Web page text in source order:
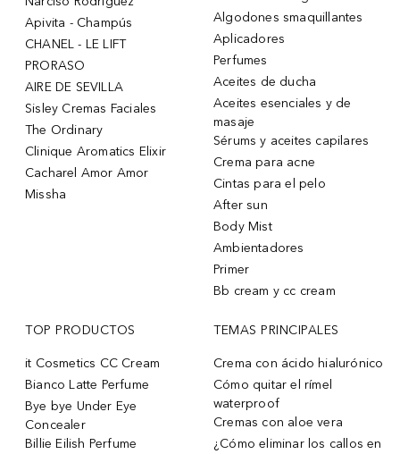
Apivita - Champús
CHANEL - LE LIFT
PRORASO
AIRE DE SEVILLA
Sisley Cremas Faciales
The Ordinary
Clinique Aromatics Elixir
Cacharel Amor Amor
Missha
Algodones smaquillantes
Aplicadores
Perfumes
Aceites de ducha
Aceites esenciales y de
masaje
Sérums y aceites capilares
Crema para acne
Cintas para el pelo
After sun
Body Mist
Ambientadores
Primer
Bb cream y cc cream
TOP PRODUCTOS
it Cosmetics CC Cream
Bianco Latte Perfume
Bye bye Under Eye
Concealer
Billie Eilish Perfume
TEMAS PRINCIPALES
Crema con ácido hialurónico
Cómo quitar el rímel
waterproof
Cremas con aloe vera
¿Cómo eliminar los callos en